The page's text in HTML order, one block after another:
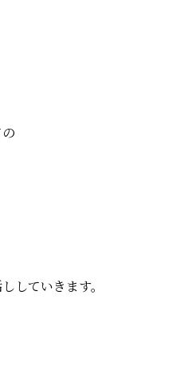
していきます。